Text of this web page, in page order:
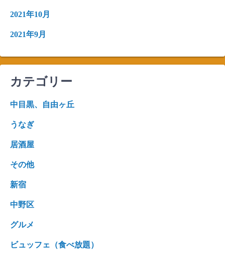
2021年10月
2021年9月
カテゴリー
中目黒、自由ヶ丘
うなぎ
居酒屋
その他
新宿
中野区
グルメ
ビュッフェ（食べ放題）